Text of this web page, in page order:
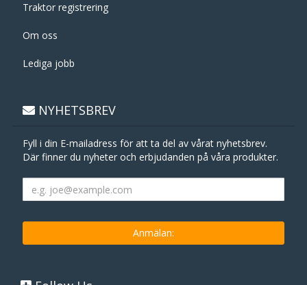
Traktor registrering
Om oss
Lediga jobb
NYHETSBREV
Fyll i din E-mailadress för att ta del av vårat nyhetsbrev.
Där finner du nyheter och erbjudanden på våra produkter.